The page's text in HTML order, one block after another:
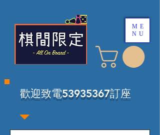
​歡迎致電53935367訂座
ME
NU